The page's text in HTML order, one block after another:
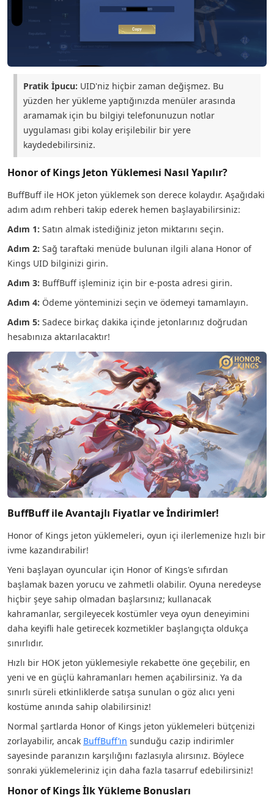
Pratik İpucu: UID'niz hiçbir zaman değişmez. Bu
yüzden her yükleme yaptığınızda menüler arasında
aramamak için bu bilgiyi telefonunuzun notlar
uygulaması gibi kolay erişilebilir bir yere
kaydedebilirsiniz.
Honor of Kings Jeton Yüklemesi Nasıl Yapılır?
BuffBuff ile HOK jeton yüklemek son derece kolaydır. Aşağıdaki
adım adım rehberi takip ederek hemen başlayabilirsiniz:
Adım 1: Satın almak istediğiniz jeton miktarını seçin.
Adım 2: Sağ taraftaki menüde bulunan ilgili alana Honor of
Kings UID bilginizi girin.
Adım 3: BuffBuff işleminiz için bir e-posta adresi girin.
Adım 4: Ödeme yönteminizi seçin ve ödemeyi tamamlayın.
Adım 5: Sadece birkaç dakika içinde jetonlarınız doğrudan
hesabınıza aktarılacaktır!
BuffBuff ile Avantajlı Fiyatlar ve İndirimler!
Honor of Kings jeton yüklemeleri, oyun içi ilerlemenize hızlı bir
ivme kazandırabilir!
Yeni başlayan oyuncular için Honor of Kings'e sıfırdan
başlamak bazen yorucu ve zahmetli olabilir. Oyuna neredeyse
hiçbir şeye sahip olmadan başlarsınız; kullanacak
kahramanlar, sergileyecek kostümler veya oyun deneyimini
daha keyifli hale getirecek kozmetikler başlangıçta oldukça
sınırlıdır.
Hızlı bir HOK jeton yüklemesiyle rekabette öne geçebilir, en
yeni ve en güçlü kahramanları hemen açabilirsiniz. Ya da
sınırlı süreli etkinliklerde satışa sunulan o göz alıcı yeni
kostüme anında sahip olabilirsiniz!
Normal şartlarda Honor of Kings jeton yüklemeleri bütçenizi
zorlayabilir, ancak BuffBuff’ın sunduğu cazip indirimler
sayesinde paranızın karşılığını fazlasıyla alırsınız. Böylece
sonraki yüklemeleriniz için daha fazla tasarruf edebilirsiniz!
Honor of Kings İlk Yükleme Bonusları